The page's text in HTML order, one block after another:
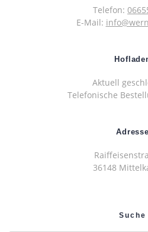
Telefon:
E-Mail:
Aktuell
Telefonische
Adresse
36148
Suche